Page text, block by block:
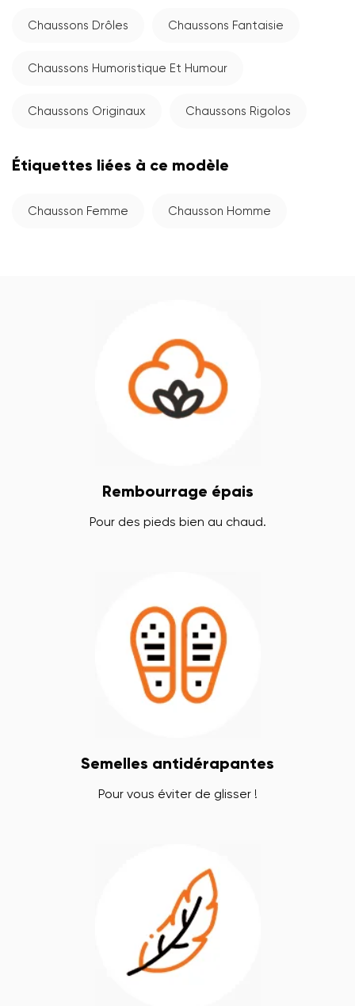
Chaussons Drôles Chaussons Fantaisie
Chaussons Humoristique Et Humour
Chaussons Originaux Chaussons Rigolos
Étiquettes liées à ce modèle
Chausson Femme Chausson Homme
Rembourrage épais
Pour des pieds bien au chaud.
Semelles antidérapantes
Pour vous éviter de glisser !